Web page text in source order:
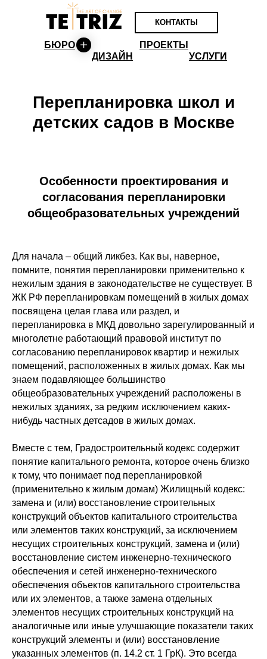
ПРОЕКТЫ
ДИЗАЙН
КОНТАКТЫ
УСЛУГИ
БЮРО
Перепланировка школ и
детских садов в Москве
Особенности проектирования и
согласования перепланировки
общеобразовательных учреждений
Для начала – общий ликбез. Как вы, наверное,
помните, понятия перепланировки применительно к
нежилым здания в законодательстве не существует. В
ЖК РФ перепланировкам помещений в жилых домах
посвящена целая глава или раздел, и
перепланировка в МКД довольно зарегулированный и
многолетне работающий правовой институт по
согласованию перепланировок квартир и нежилых
помещений, расположенных в жилых домах. Как мы
знаем подавляющее большинство
общеобразовательных учреждений расположены в
нежилых зданиях, за редким исключением каких-
нибудь частных детсадов в жилых домах.
Вместе с тем, Градостроительный кодекс содержит
понятие капитального ремонта, которое очень близко
к тому, что понимает под перепланировкой
(применительно к жилым домам) Жилищный кодекс:
замена и (или) восстановление строительных
конструкций объектов капитального строительства
или элементов таких конструкций, за исключением
несущих строительных конструкций, замена и (или)
восстановление систем инженерно-технического
обеспечения и сетей инженерно-технического
обеспечения объектов капитального строительства
или их элементов, а также замена отдельных
элементов несущих строительных конструкций на
аналогичные или иные улучшающие показатели таких
конструкций элементы и (или) восстановление
указанных элементов (п. 14.2 ст. 1 ГрК). Это всегда